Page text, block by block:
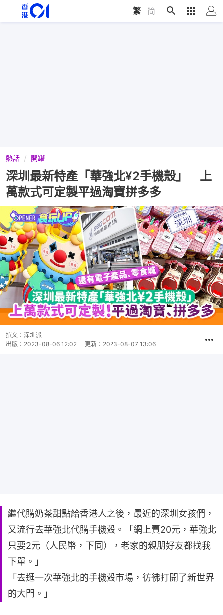
繁 简
熱話 開罐
深圳最新特產「華強北¥2手機殼」 上
萬款式可定製平過淘寶拼多多
撰文： 深圳派
出版： 2023-08-06 12:02 更新： 2023-08-07 13:06
繼代購奶茶甜點給香港人之後，最近的深圳女孩們，
又流行去華強北代購手機殼。「網上賣20元，華強北
只要2元（人民幣，下同），老家的親朋好友都找我
下單。」
「去逛一次華強北的手機殼市場，彷彿打開了新世界
的大門。」